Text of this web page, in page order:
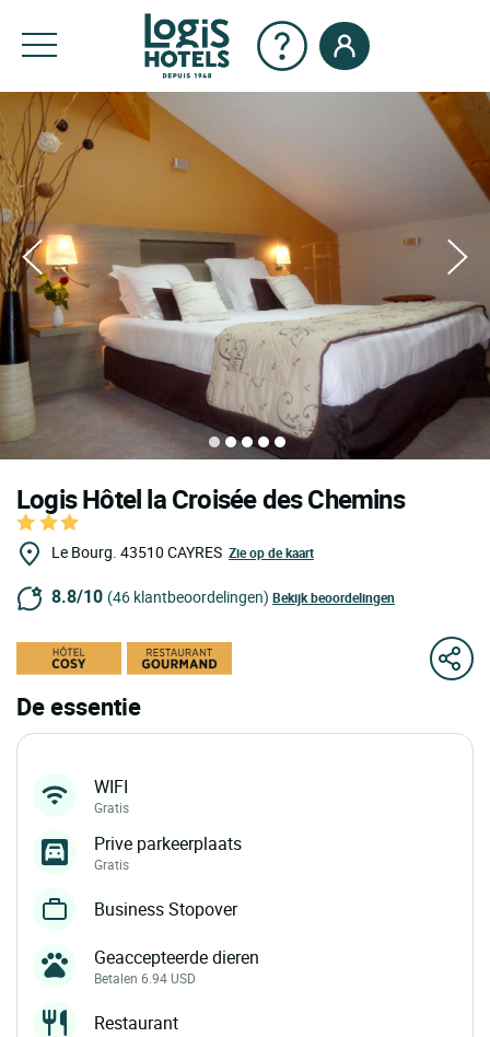
Logis Hôtel la Croisée des Chemins
Le Bourg. 43510 CAYRES Zie op de kaart
8.8/10 (46 klantbeoordelingen) Bekijk beoordelingen
De essentie
WIFI
Gratis
Prive parkeerplaats
Gratis
Business Stopover
Geaccepteerde dieren
Betalen 6.94 USD
Restaurant